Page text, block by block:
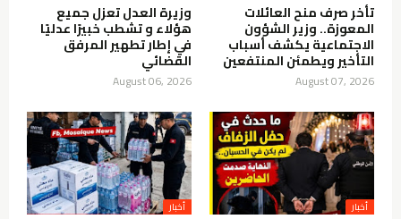
تأخر صرف منح العائلات
المعوزة.. وزير الشؤون
الاجتماعية يكشف أسباب
التأخير ويطمئن المنتفعين
August 07, 2026
وزيرة العدل تعزل جميع
هؤلاء و تشطب خبيرًا عدليًا
في إطار تطهير المرفق
القضائي
August 06, 2026
أخبار أخبار